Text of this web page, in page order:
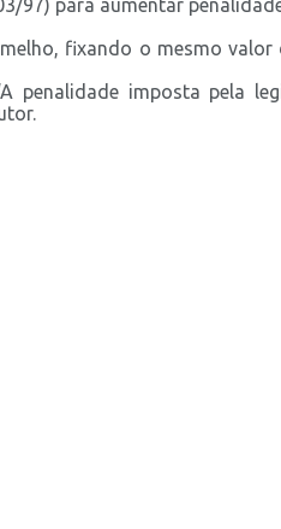
97) para aumentar
fixando o mesmo
penalidade imposta pela